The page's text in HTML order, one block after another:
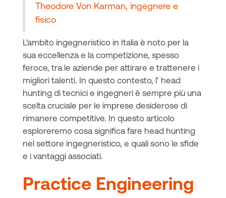
Theodore Von Karman, ingegnere e
fisico
L'ambito ingegneristico in Italia è noto per la
sua eccellenza e la competizione, spesso
feroce, tra le aziende per attirare e trattenere i
migliori talenti. In questo contesto, l’ head
hunting di tecnici e ingegneri è sempre più una
scelta cruciale per le imprese desiderose di
rimanere competitive. In questo articolo
esploreremo cosa significa fare head hunting
nel settore ingegneristico, e quali sono le sfide
e i vantaggi associati.
Practice Engineering